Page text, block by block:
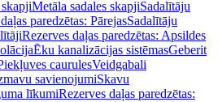
skapjiMetāla sadales skapjiSadalītāju
paredzētas: PārejasSadalītāju
Rezerves daļas paredzētas: Apsildes
Ēku kanalizācijas sistēmasGeberit
caurulesVeidgabali
savienojumiSkavu
līkumiRezerves daļas paredzētas: